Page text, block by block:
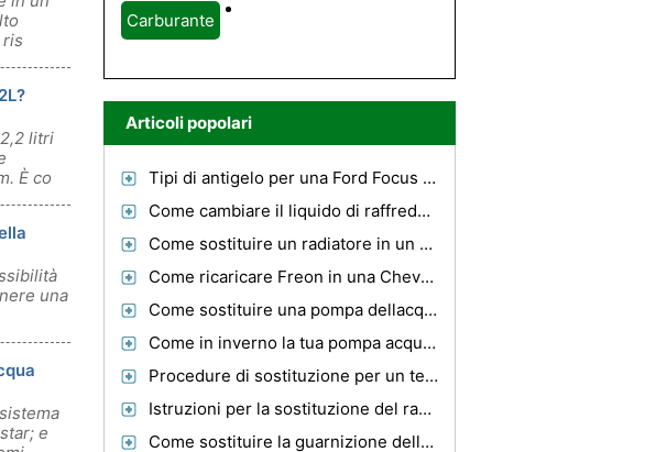
litri
È co
una
e
Carburante
Articoli popolari
Tipi di antigelo per una Ford Focus 2001
Come cambiare il liquido di raffreddamento in un Gran Premio di Pontiac
Come sostituire un radiatore in un Pontiac Grand Am
Come ricaricare Freon in una Chevrolet Impala del 2001
Come sostituire una pompa dellacqua Ford Taurus
Come in inverno la tua pompa acqua RV con antigelo
Procedure di sostituzione per un termostato Avalon del 2001
Istruzioni per la sostituzione del radiatore Malibu
Come sostituire la guarnizione della testa in un VW VR6